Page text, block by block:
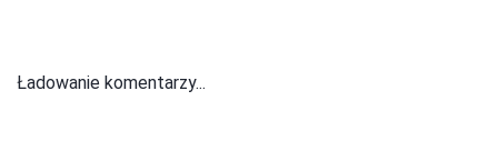
Ładowanie komentarzy...